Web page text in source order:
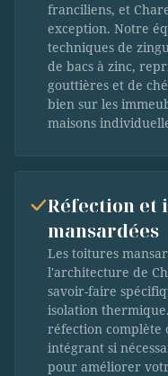
franciliens, et
exception. Notre
techniques de
de bacs à zinc,
gouttières et de
bien sur les
maisons
Réfection et
mansardées
Les toitures
l'architecture de
savoir-faire
isolation
réfection complète
intégrant si
pour améliorer